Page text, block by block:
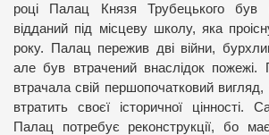
році Палац Князя Трубецького був
відданий під місцеву школу, яка
року. Палац пережив дві війни,
але був втрачений внаслідок пожежі.
втрачала свій першопочатковий
втратить своєї історичної цінності.
Палац потребує реконструкції, бо